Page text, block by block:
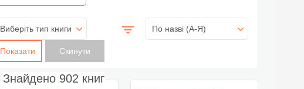
Виберіть тип книги
Показати
Знайдено 902 книг
По назві (A-Я)